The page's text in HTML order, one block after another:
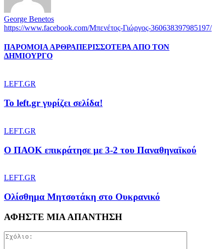
George Benetos
https://www.facebook.com/Μπενέτος-Γιώργος-360638397985197/
ΠΑΡΟΜΟΙΑ ΑΡΘΡΑΠΕΡΙΣΣΟΤΕΡΑ ΑΠΟ ΤΟΝ
ΔΗΜΙΟΥΡΓΟ
LEFT.GR
To left.gr γυρίζει σελίδα!
LEFT.GR
Ο ΠΑΟΚ επικράτησε με 3-2 του Παναθηναϊκού
LEFT.GR
Ολίσθημα Μητσοτάκη στο Ουκρανικό
ΑΦΗΣΤΕ ΜΙΑ ΑΠΑΝΤΗΣΗ